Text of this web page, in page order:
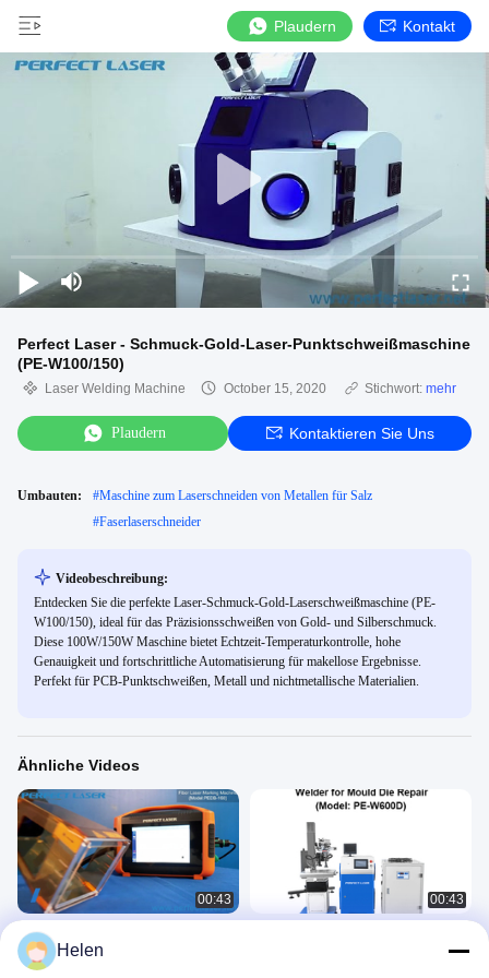
Plaudern Kontakt
Perfect Laser - Schmuck-Gold-Laser-Punktschweißmaschine
(PE-W100/150)
Laser Welding Machine October 15, 2020 Stichwort: mehr
Plaudern Kontaktieren Sie Uns
Umbauten: #Maschine zum Laserschneiden von Metallen für Salz
#Faserlaserschneider
Videobeschreibung:
Entdecken Sie die perfekte Laser-Schmuck-Gold-Laserschweißmaschine (PE-
W100/150), ideal für das Präzisionsschweißen von Gold- und Silberschmuck.
Diese 100W/150W Maschine bietet Echtzeit-Temperaturkontrolle, hohe
Genauigkeit und fortschrittliche Automatisierung für makellose Ergebnisse.
Perfekt für PCB-Punktschweißen, Metall und nichtmetallische Materialien.
Ähnliche Videos
00:43
Leichtgewichts-Meisterschaft
Lasermarkierung an der Handfläche!
Laser Welding Machine
00:43
Laserschweißarm für die Reparatur
Helen